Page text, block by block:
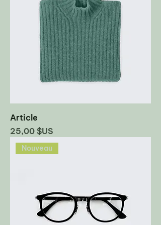
Article
Prix
25,00 $US
Nouveau